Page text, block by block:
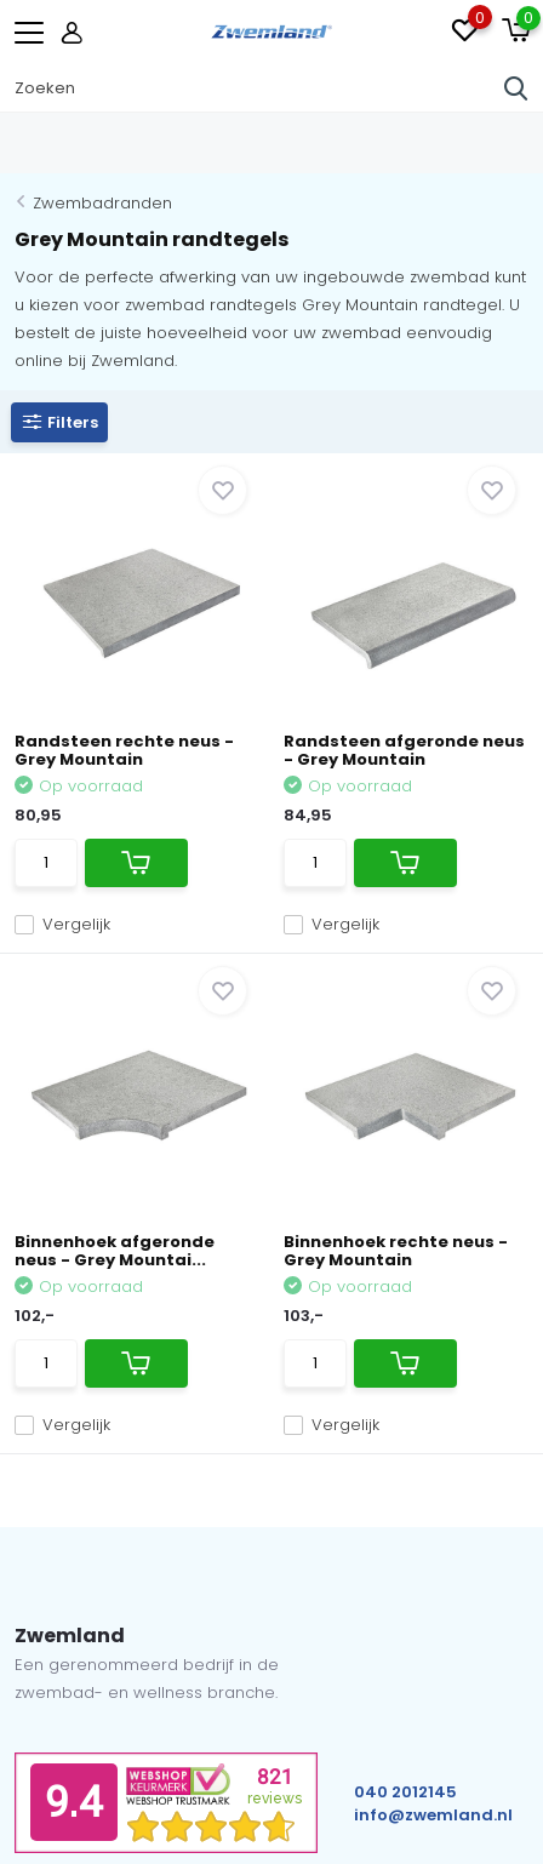
0 0
Zwembadranden
Grey Mountain randtegels
Voor de perfecte afwerking van uw ingebouwde zwembad kunt
u kiezen voor zwembad randtegels Grey Mountain randtegel. U
bestelt de juiste hoeveelheid voor uw zwembad eenvoudig
online bij Zwemland.
Filters
Randsteen rechte neus -
Grey Mountain
Vergelijk
Op voorraad
80,95
Randsteen afgeronde neus
- Grey Mountain
Vergelijk
Op voorraad
84,95
Binnenhoek afgeronde
neus - Grey Mountai...
Vergelijk
Op voorraad
102,-
Binnenhoek rechte neus -
Grey Mountain
Vergelijk
Op voorraad
103,-
Zwemland
Een gerenommeerd bedrijf in de
zwembad- en wellness branche.
040 2012145
info@zwemland.nl